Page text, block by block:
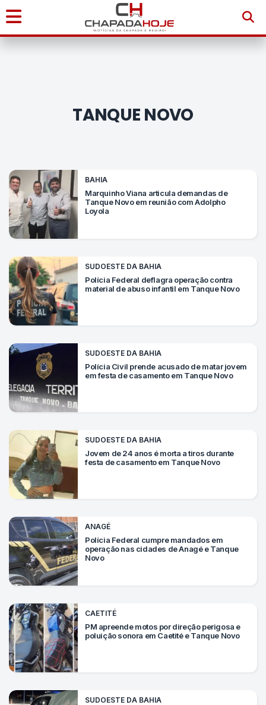
Início
Chapada
Sudoeste
da
Bahia
Brasil
Mundo
SIGA-
NOS
NAS
REDES
TANQUE NOVO
BAHIA
Marquinho Viana articula demandas de
Tanque Novo em reunião com Adolpho
Loyola
SUDOESTE DA BAHIA
Polícia Federal deflagra operação contra
material de abuso infantil em Tanque Novo
SUDOESTE DA BAHIA
Polícia Civil prende acusado de matar jovem
em festa de casamento em Tanque Novo
SUDOESTE DA BAHIA
Jovem de 24 anos é morta a tiros durante
festa de casamento em Tanque Novo
ANAGÉ
Polícia Federal cumpre mandados em
operação nas cidades de Anagé e Tanque
Novo
CAETITÉ
PM apreende motos por direção perigosa e
poluição sonora em Caetité e Tanque Novo
SUDOESTE DA BAHIA